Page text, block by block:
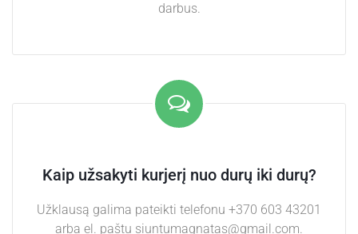
darbus.
Kaip užsakyti kurjerį nuo durų iki durų?
Užklausą galima pateikti telefonu +370 603 43201
arba el. paštu siuntumagnatas@gmail.com.